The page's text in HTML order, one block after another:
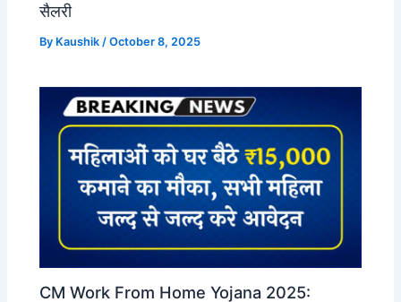
सैलरी
By Kaushik /October 8, 2025
CM Work From Home Yojana 2025: